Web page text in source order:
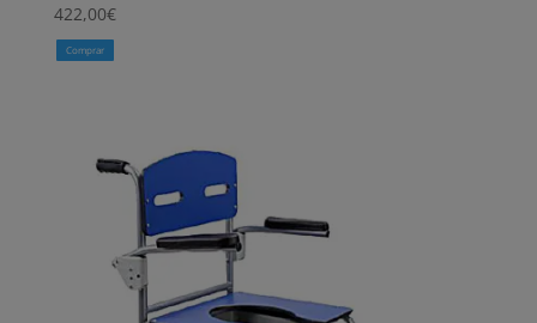
422,00€
Comprar